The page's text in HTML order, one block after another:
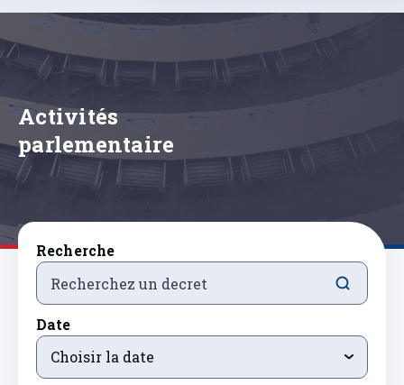
Activités
parlementaire
Recherche
Date
Choisir la date